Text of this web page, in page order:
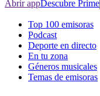
Abrir appDescubre Prime
Top 100 emisoras
Podcast
Deporte en directo
En tu zona
Géneros musicales
Temas de emisoras